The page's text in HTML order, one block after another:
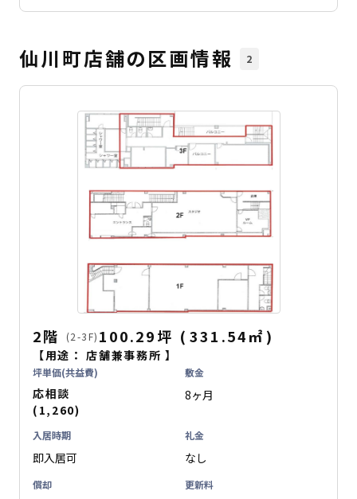
仙川町店舗の区画情報 2
2階 (2-3F) 100.29坪 ( 331.54㎡ )
【用途：店舗兼事務所 】
坪単価(共益費)
応相談
(1,260)
敷金
8ヶ月
入居時期
即入居可
礼金
なし
償却 更新料